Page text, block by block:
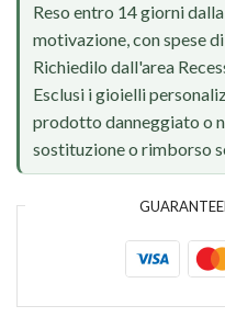
Reso entro 14 giorni
motivazione, con spese
Richiedilo dall'area
Esclusi i gioielli
prodotto danneggiato o
sostituzione o rimborso